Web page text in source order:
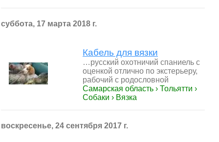
суббота, 17 марта 2018 г.
Кабель для вязки
…русский охотничий спаниель с
оценкой отлично по экстерьеру,
рабочий с родословной
Самарская область › Тольятти ›
Собаки › Вязка
воскресенье, 24 сентября 2017 г.